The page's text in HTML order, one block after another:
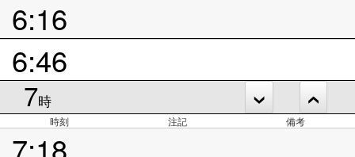
6:16
6:46
7時
時刻 注記 備考
7:18